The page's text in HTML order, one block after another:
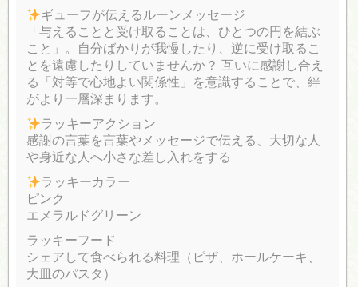
ギューフが伝えるルーンメッセージ
「与えることと受け取ることは、ひとつの円を結ぶ
こと」。自分ばかりが我慢したり、逆に受け取るこ
とを遠慮したりしていませんか？ 互いに感謝し合え
る「対等で心地よい関係性」を意識することで、絆
がより一層深まります。
ラッキーアクション
感謝の言葉を言葉やメッセージで伝える、大切な人
や身近な人へ小さな差し入れをする
ラッキーカラー
ピンク
エメラルドグリーン
ラッキーフード
シェアして食べられる料理（ピザ、ホールケーキ、
大皿のパスタ）